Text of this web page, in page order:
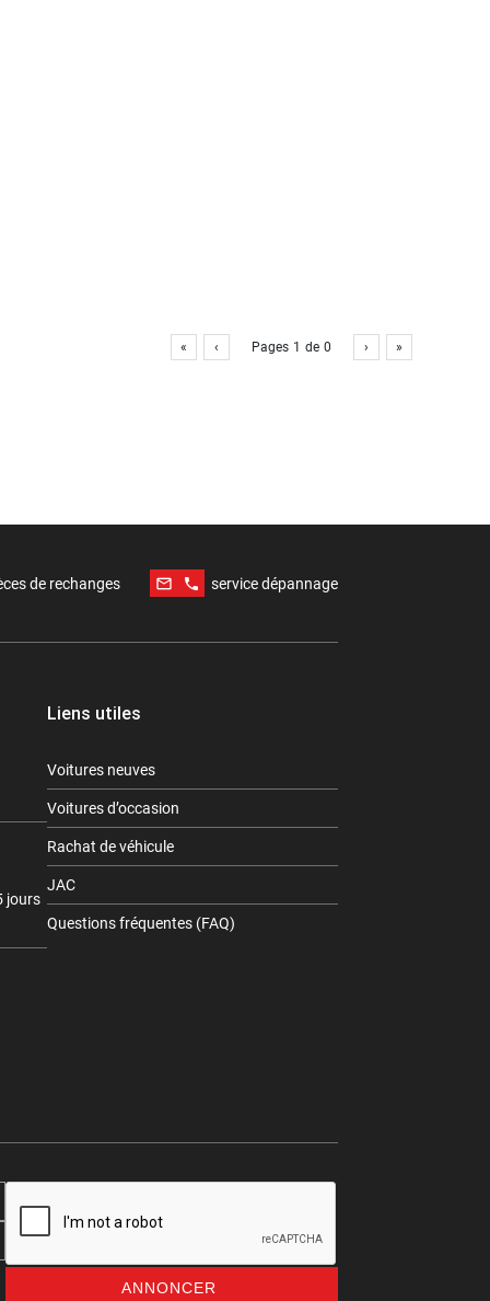
« ‹ Pages 1 de 0 › »
de rechanges mail_outline phone service dépannage
jours
Liens utiles
Voitures neuves
Voitures d’occasion
Rachat de véhicule
JAC
Questions fréquentes (FAQ)
ANNONCER